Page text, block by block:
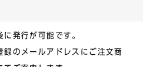
発行が可能です。
のメールアドレスにご注文商